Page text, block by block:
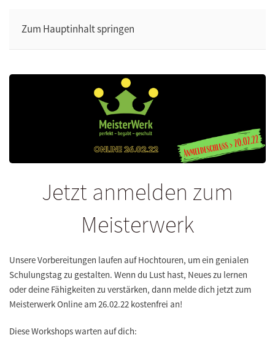
Zum Hauptinhalt springen
Jetzt anmelden zum
Meisterwerk
Unsere Vorbereitungen laufen auf Hochtouren, um ein genialen
Schulungstag zu gestalten. Wenn du Lust hast, Neues zu lernen
oder deine Fähigkeiten zu verstärken, dann melde dich jetzt zum
Meisterwerk Online am 26.02.22 kostenfrei an!
Diese Workshops warten auf dich: